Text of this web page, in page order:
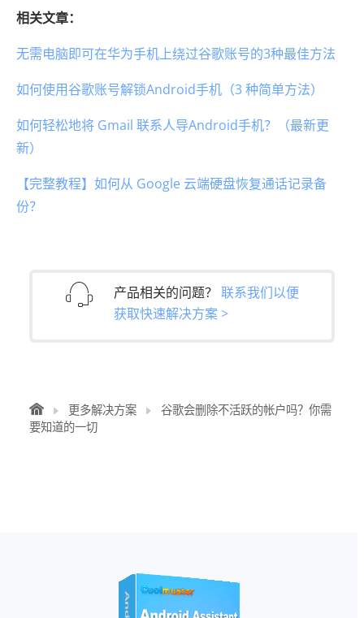
相关文章：
无需电脑即可在华为手机上绕过谷歌账号的3种最佳方法
如何使用谷歌账号解锁Android手机（3 种简单方法）
如何轻松地将 Gmail 联系人导Android手机？（最新更
新）
【完整教程】如何从 Google 云端硬盘恢复通话记录备
份？
产品相关的问题？ 联系我们以便
获取快速解决方案 >
更多解决方案
谷歌会删除不活跃的帐户吗？你需
要知道的一切